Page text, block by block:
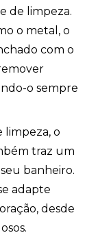
de limpeza.
o metal, o
com o
o sempre
limpeza, o
traz um
banheiro.
adapte
desde